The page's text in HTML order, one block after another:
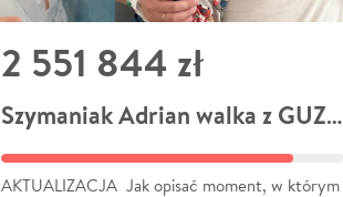
2 551 844 zł
Szymaniak Adrian walka z GUZEM
AKTUALIZACJA Jak opisać moment, w którym